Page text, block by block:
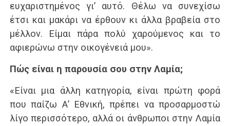
ευχαριστημένος γι’ αυτό. Θέλω να συνεχίσω
έτσι και μακάρι να έρθουν κι άλλα βραβεία στο
μέλλον. Είμαι πάρα πολύ χαρούμενος και το
αφιερώνω στην οικογένειά μου».
Πώς είναι η παρουσία σου στην Λαμία;
«Είναι μια άλλη κατηγορία, είναι πρώτη φορά
που παίζω Α’ Εθνική, πρέπει να προσαρμοστώ
λίγο περισσότερο, αλλά οι άνθρωποι στην Λαμία